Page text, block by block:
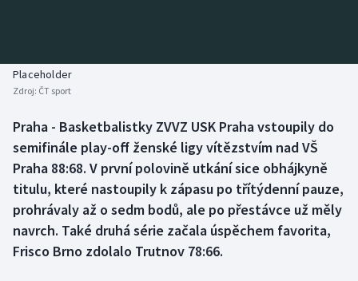
Biatlon
Box
Curling
Dostihy
Aplikace ČT sport
Placeholder
Zdroj: ČT sport
Praha - Basketbalistky ZVVZ USK Praha vstoupily do
semifinále play-off ženské ligy vítězstvím nad VŠ
Praha 88:68. V první polovině utkání sice obhájkyně
titulu, které nastoupily k zápasu po třítýdenní pauze,
prohrávaly až o sedm bodů, ale po přestávce už měly
navrch. Také druhá série začala úspěchem favorita,
Frisco Brno zdolalo Trutnov 78:66.